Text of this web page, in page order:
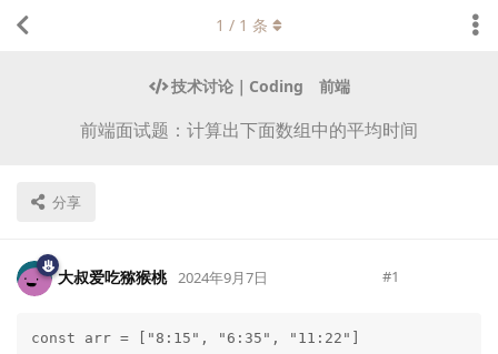
技术讨论｜Coding 前端
前端面试题：计算出下面数组中的平均时间
分享
1 / 1 条
大叔爱吃猕猴桃
Lv. 223
2024年9月7日 #1
const arr = ["8:15", "6:35", "11:22"]